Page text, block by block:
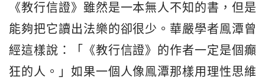
《教行信證》雖然是一本無人不知的書，但是
能夠把它讀出法樂的卻很少。華嚴學者鳯潭曾
經這樣說：「《教行信證》的作者一定是個癲
狂的人。」如果一個人像鳯潭那樣用理性思維